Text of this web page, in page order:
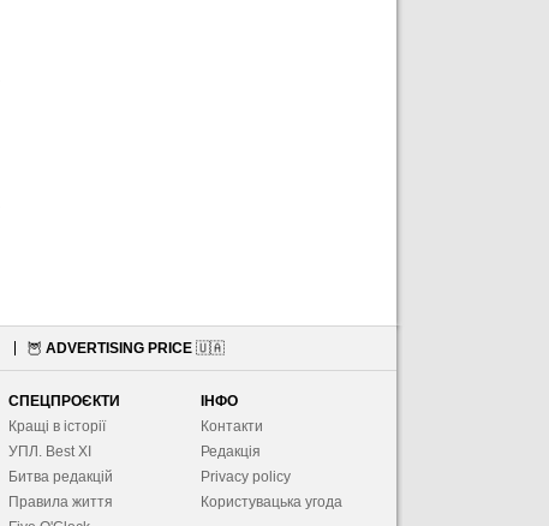
🦉 ADVERTISING PRICE 🇺🇦
СПЕЦПРОЄКТИ
Кращі в історії
УПЛ. Best XІ
Битва редакцій
Правила життя
ІНФО
Контакти
Редакція
Privacy policy
Користувацька угода